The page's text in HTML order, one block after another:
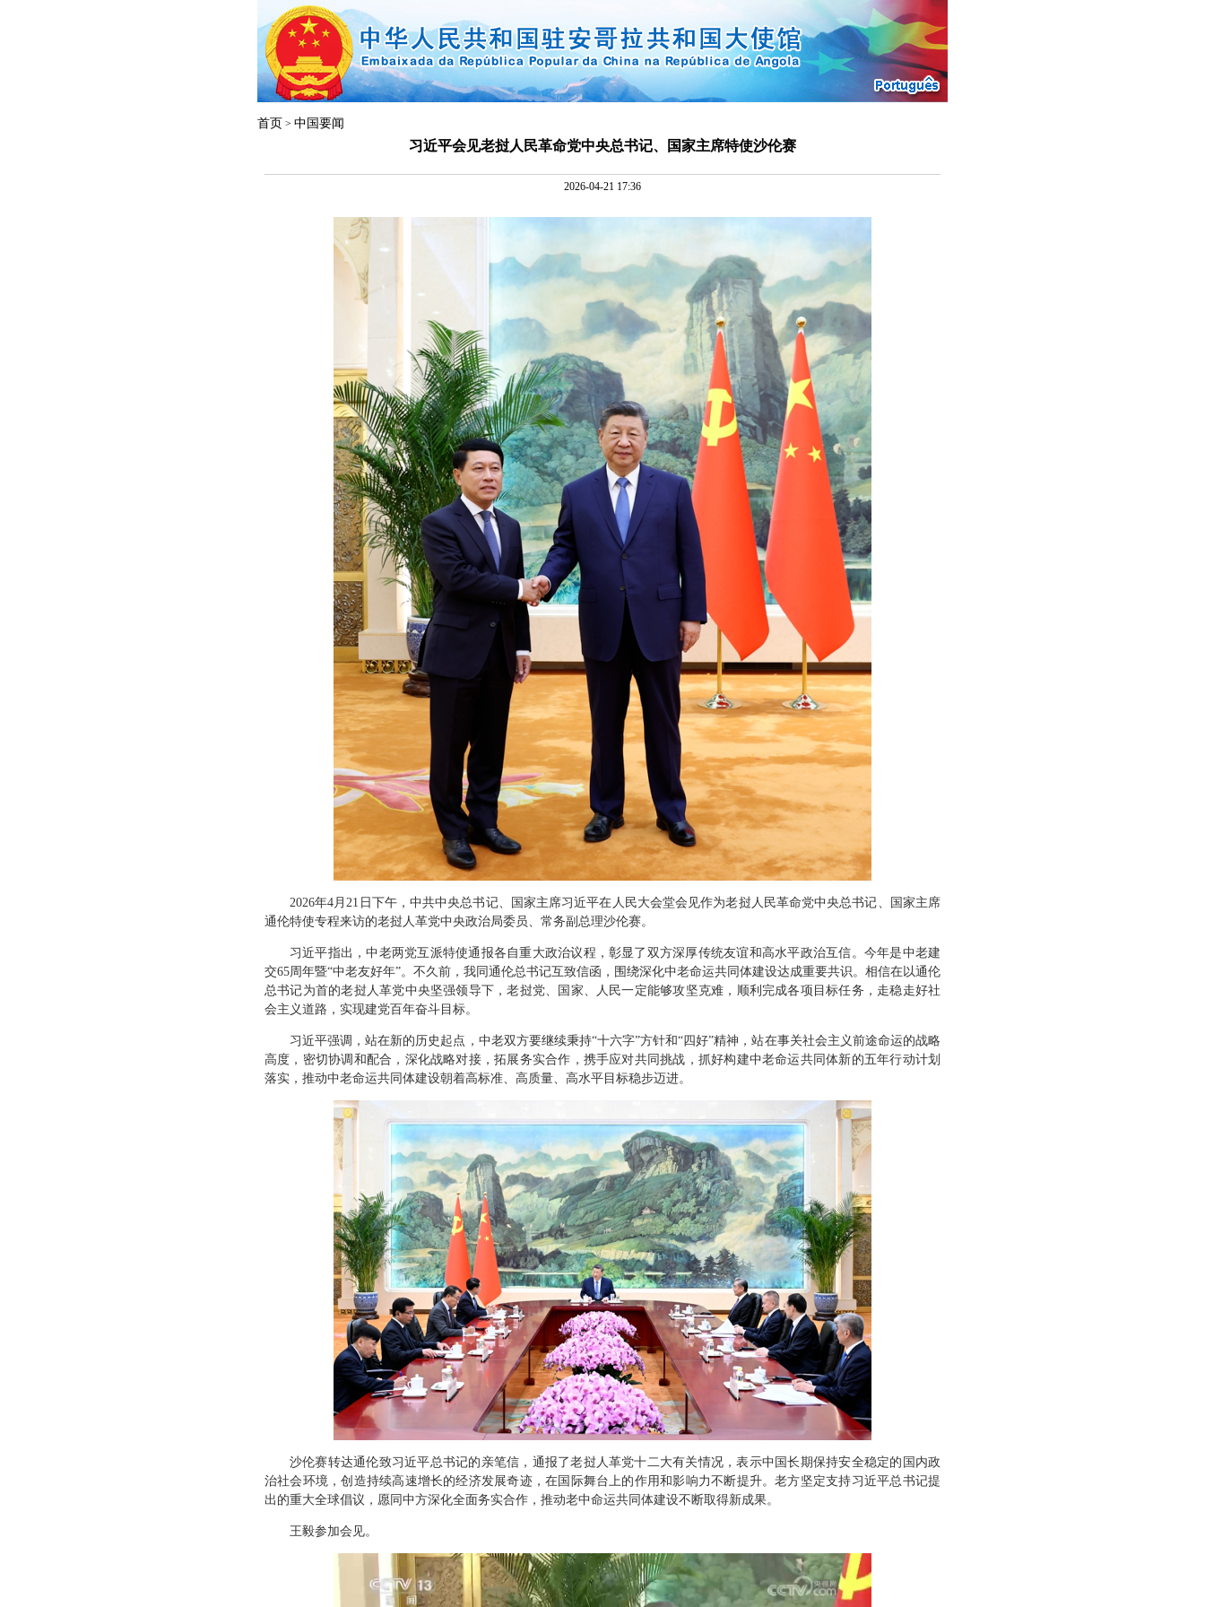
首页 > 中国要闻
习近平会见老挝人民革命党中央总书记、国家主席特使沙伦赛
2026-04-21 17:36
2026年4月21日下午，中共中央总书记、国家主席习近平在人民大会堂会见作为老挝人民革命党中央总书记、国家主席
通伦特使专程来访的老挝人革党中央政治局委员、常务副总理沙伦赛。
习近平指出，中老两党互派特使通报各自重大政治议程，彰显了双方深厚传统友谊和高水平政治互信。今年是中老建
交65周年暨“中老友好年”。不久前，我同通伦总书记互致信函，围绕深化中老命运共同体建设达成重要共识。相信在以通伦
总书记为首的老挝人革党中央坚强领导下，老挝党、国家、人民一定能够攻坚克难，顺利完成各项目标任务，走稳走好社
会主义道路，实现建党百年奋斗目标。
习近平强调，站在新的历史起点，中老双方要继续秉持“十六字”方针和“四好”精神，站在事关社会主义前途命运的战略
高度，密切协调和配合，深化战略对接，拓展务实合作，携手应对共同挑战，抓好构建中老命运共同体新的五年行动计划
落实，推动中老命运共同体建设朝着高标准、高质量、高水平目标稳步迈进。
沙伦赛转达通伦致习近平总书记的亲笔信，通报了老挝人革党十二大有关情况，表示中国长期保持安全稳定的国内政
治社会环境，创造持续高速增长的经济发展奇迹，在国际舞台上的作用和影响力不断提升。老方坚定支持习近平总书记提
出的重大全球倡议，愿同中方深化全面务实合作，推动老中命运共同体建设不断取得新成果。
王毅参加会见。